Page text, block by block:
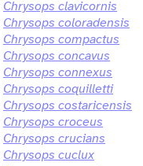
Chrysops clavicornis
Chrysops coloradensis
Chrysops compactus
Chrysops concavus
Chrysops connexus
Chrysops coquilletti
Chrysops costaricensis
Chrysops croceus
Chrysops crucians
Chrysops cuclux